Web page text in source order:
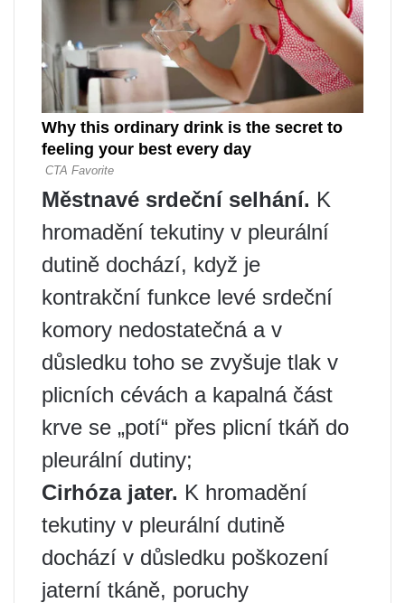
Městnavé srdeční selhání. K
hromadění tekutiny v pleurální
dutině dochází, když je
kontrakční funkce levé srdeční
komory nedostatečná a v
důsledku toho se zvyšuje tlak v
plicních cévách a kapalná část
krve se „potí“ přes plicní tkáň do
pleurální dutiny;
Cirhóza jater. K hromadění
tekutiny v pleurální dutině
dochází v důsledku poškození
jaterní tkáně, poruchy